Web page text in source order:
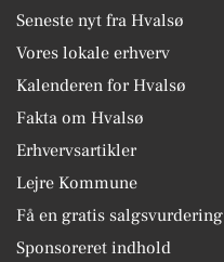
Seneste nyt fra Hvalsø
Vores lokale erhverv
Kalenderen for Hvalsø
Fakta om Hvalsø
Erhvervsartikler
Lejre Kommune
Få en gratis salgsvurdering
Sponsoreret indhold